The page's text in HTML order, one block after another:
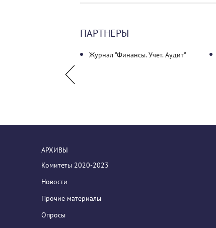
ПАРТНЕРЫ
Журнал "Финансы. Учет. Аудит"
АРХИВЫ
Комитеты 2020-2023
Новости
Прочие материалы
Опросы